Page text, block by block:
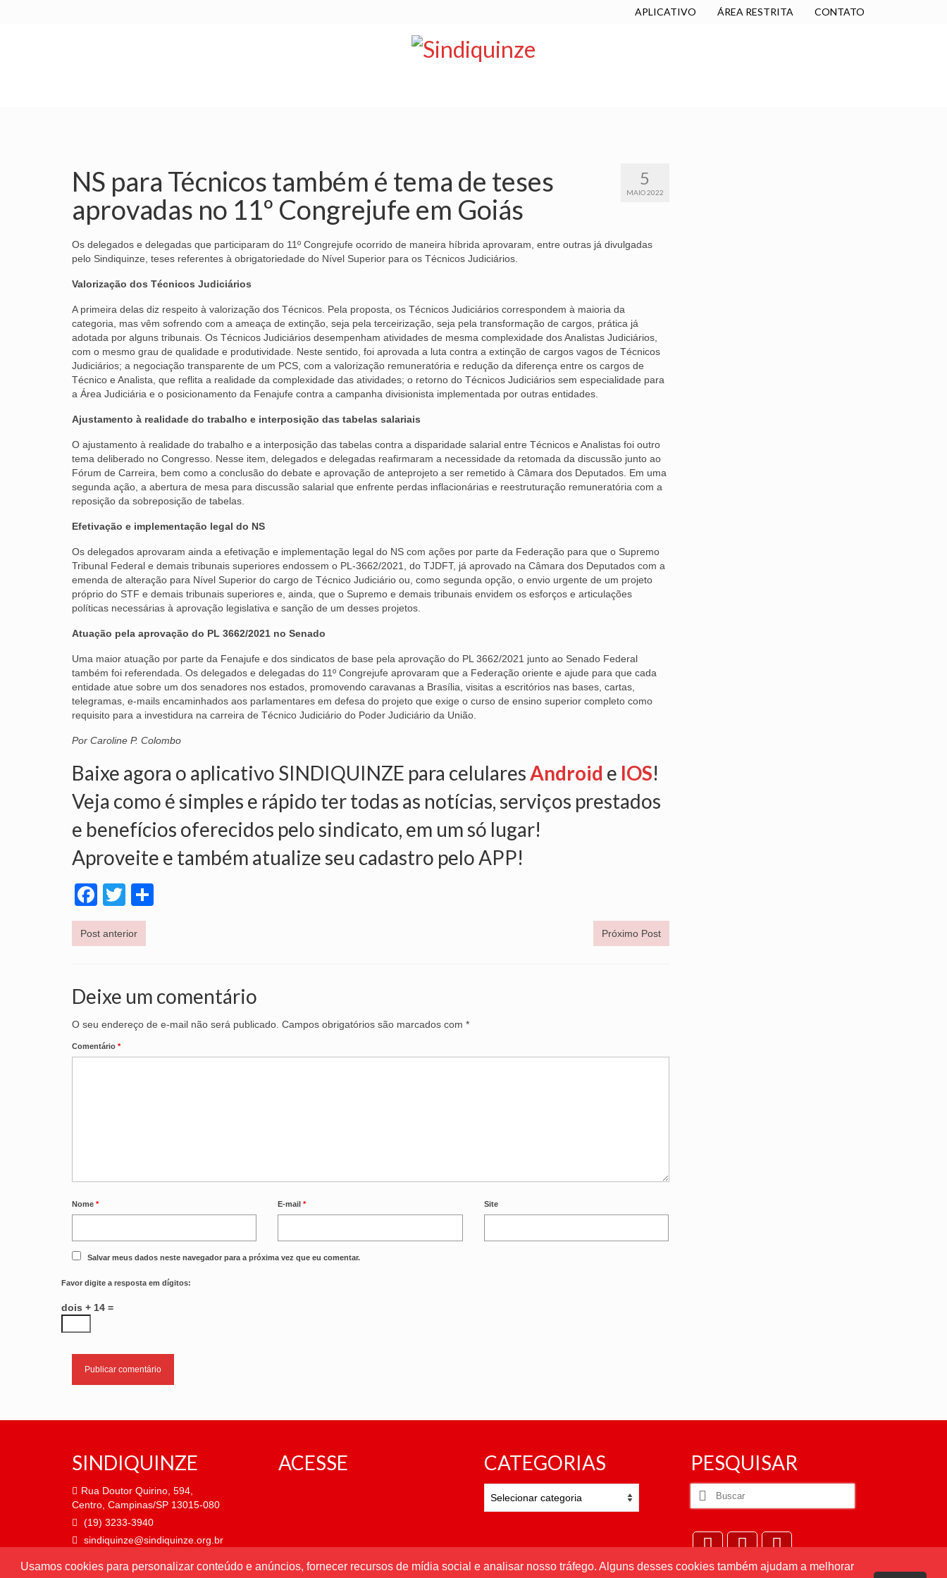
APLICATIVO ÁREA RESTRITA CONTATO
5
MAIO 2022
NS para Técnicos também é tema de teses
aprovadas no 11º Congrejufe em Goiás
Os delegados e delegadas que participaram do 11º Congrejufe ocorrido de maneira híbrida aprovaram, entre outras já divulgadas
pelo Sindiquinze, teses referentes à obrigatoriedade do Nível Superior para os Técnicos Judiciários.
Valorização dos Técnicos Judiciários
A primeira delas diz respeito à valorização dos Técnicos. Pela proposta, os Técnicos Judiciários correspondem à maioria da
categoria, mas vêm sofrendo com a ameaça de extinção, seja pela terceirização, seja pela transformação de cargos, prática já
adotada por alguns tribunais. Os Técnicos Judiciários desempenham atividades de mesma complexidade dos Analistas Judiciários,
com o mesmo grau de qualidade e produtividade. Neste sentido, foi aprovada a luta contra a extinção de cargos vagos de Técnicos
Judiciários; a negociação transparente de um PCS, com a valorização remuneratória e redução da diferença entre os cargos de
Técnico e Analista, que reflita a realidade da complexidade das atividades; o retorno do Técnicos Judiciários sem especialidade para
a Área Judiciária e o posicionamento da Fenajufe contra a campanha divisionista implementada por outras entidades.
Ajustamento à realidade do trabalho e interposição das tabelas salariais
O ajustamento à realidade do trabalho e a interposição das tabelas contra a disparidade salarial entre Técnicos e Analistas foi outro
tema deliberado no Congresso. Nesse item, delegados e delegadas reafirmaram a necessidade da retomada da discussão junto ao
Fórum de Carreira, bem como a conclusão do debate e aprovação de anteprojeto a ser remetido à Câmara dos Deputados. Em uma
segunda ação, a abertura de mesa para discussão salarial que enfrente perdas inflacionárias e reestruturação remuneratória com a
reposição da sobreposição de tabelas.
Efetivação e implementação legal do NS
Os delegados aprovaram ainda a efetivação e implementação legal do NS com ações por parte da Federação para que o Supremo
Tribunal Federal e demais tribunais superiores endossem o PL-3662/2021, do TJDFT, já aprovado na Câmara dos Deputados com a
emenda de alteração para Nível Superior do cargo de Técnico Judiciário ou, como segunda opção, o envio urgente de um projeto
próprio do STF e demais tribunais superiores e, ainda, que o Supremo e demais tribunais envidem os esforços e articulações
políticas necessárias à aprovação legislativa e sanção de um desses projetos.
Atuação pela aprovação do PL 3662/2021 no Senado
Uma maior atuação por parte da Fenajufe e dos sindicatos de base pela aprovação do PL 3662/2021 junto ao Senado Federal
também foi referendada. Os delegados e delegadas do 11º Congrejufe aprovaram que a Federação oriente e ajude para que cada
entidade atue sobre um dos senadores nos estados, promovendo caravanas a Brasília, visitas a escritórios nas bases, cartas,
telegramas, e-mails encaminhados aos parlamentares em defesa do projeto que exige o curso de ensino superior completo como
requisito para a investidura na carreira de Técnico Judiciário do Poder Judiciário da União.
Por Caroline P. Colombo
Baixe agora o aplicativo SINDIQUINZE para celularesAndroid e IOS!
Veja como é simples e rápido ter todas as notícias, serviços prestados
e benefícios oferecidos pelo sindicato, em um só lugar!
Aproveite e também atualize seu cadastro pelo APP!
Facebook
Twitter
Post anterior Próximo Post
Deixe um comentário
O seu endereço de e-mail não será publicado. Campos obrigatórios são marcados com *
Comentário *
Nome * E-mail* Site
Salvar meus dados neste navegador para a próxima vez que eu comentar.
Favor digite a resposta em dígitos:
dois + 14 =
SINDIQUINZE
Rua Doutor Quirino, 594,
Centro, Campinas/SP 13015-080
(19) 3233-3940
sindiquinze@sindiquinze.org.br
Atendimento de segunda a
ACESSE CATEGORIAS PESQUISAR
Buscar
por:
Usamos cookies para personalizar conteúdo e anúncios, fornecer recursos de mídia social e analisar nosso tráfego. Alguns desses cookies também ajudam a melhorar